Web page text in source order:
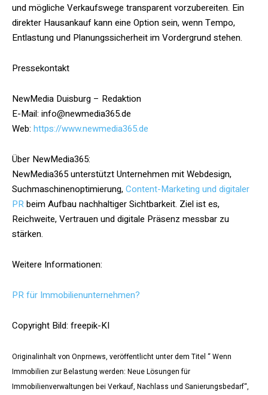
und mögliche Verkaufswege transparent vorzubereiten. Ein
direkter Hausankauf kann eine Option sein, wenn Tempo,
Entlastung und Planungssicherheit im Vordergrund stehen.
Pressekontakt
NewMedia Duisburg – Redaktion
E-Mail: info@newmedia365.de
Web: https://www.newmedia365.de
Über NewMedia365:
NewMedia365 unterstützt Unternehmen mit Webdesign,
Suchmaschinenoptimierung,Content-Marketing und digitaler
PRbeim Aufbau nachhaltiger Sichtbarkeit. Ziel ist es,
Reichweite, Vertrauen und digitale Präsenz messbar zu
stärken.
Weitere Informationen:
PR für Immobilienunternehmen?
Copyright Bild: freepik-KI
Originalinhalt von Onprnews, veröffentlicht unter dem Titel “ Wenn
Immobilien zur Belastung werden: Neue Lösungen für
Immobilienverwaltungen bei Verkauf, Nachlass und Sanierungsbedarf“,